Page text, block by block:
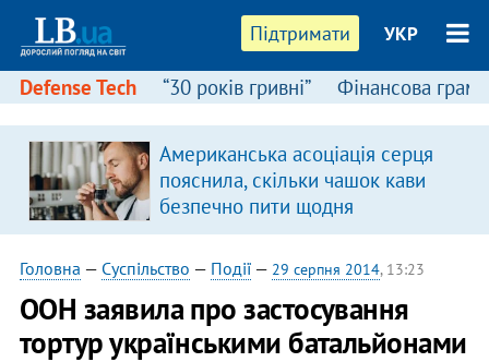
Підтримати УКР
Defense Tech “30 років гривні” Фінансова
Американська асоціація серця
пояснила, скільки чашок кави
безпечно пити щодня
Головна — Суспільство — Події— 29 серпня 2014, 13:23
ООН заявила про застосування
тортур українськими батальйонами